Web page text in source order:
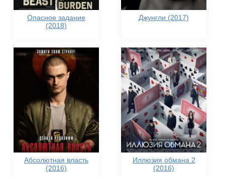
Опасное задание
(2018)
Джунгли (2017)
Абсолютная власть
(2016)
Иллюзия обмана 2
(2016)